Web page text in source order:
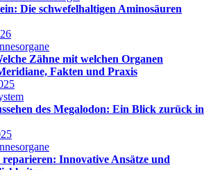
Die schwefelhaltigen Aminosäuren
Zähne mit welchen Organen
Fakten und Praxis
des Megalodon: Ein Blick zurück in
Innovative Ansätze und